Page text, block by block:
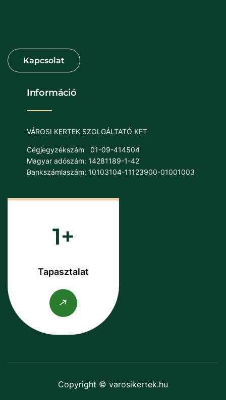
Információ
VÁROSI KERTEK SZOLGÁLTATÓ KFT
Cégjegyzékszám
01-09-414504
Magyar adószám: 14281189-1-42
Bankszámlaszám: 10103104-11123900-01001003
1
Tapasztalat
Copyright © varosikertek.hu